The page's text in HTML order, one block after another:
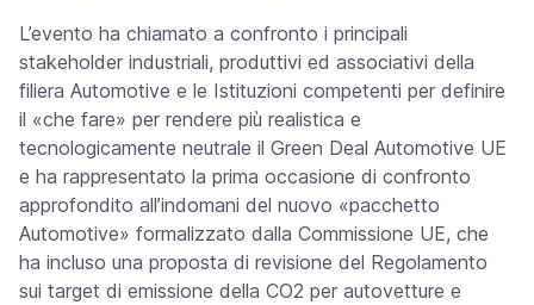
L’evento ha chiamato a confronto i principali
stakeholder industriali, produttivi ed associativi della
filiera Automotive e le Istituzioni competenti per definire
il «che fare» per rendere più realistica e
tecnologicamente neutrale il Green Deal Automotive UE
e ha rappresentato la prima occasione di confronto
approfondito all’indomani del nuovo «pacchetto
Automotive» formalizzato dalla Commissione UE, che
ha incluso una proposta di revisione del Regolamento
sui target di emissione della CO2 per autovetture e